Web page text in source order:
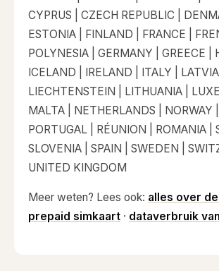
pakketten
pakketten
Magnetisch stalbord
Horse Watch Care
AirGo Ventilator
Reserve accu's
CYPRUS | CZECH REPUBLIC |
ESTONIA | FINLAND | FRANCE |
POLYNESIA | GERMANY | GREECE |
ICELAND | IRELAND | ITALY | LATVIA |
LIECHTENSTEIN | LITHUANIA |
MALTA | NETHERLANDS | NORWAY |
PORTUGAL | RÉUNION | ROMANIA |
SLOVENIA | SPAIN | SWEDEN |
UNITED KINGDOM
Meer weten? Lees ook: alles over de
prepaid simkaart · dataverbruik